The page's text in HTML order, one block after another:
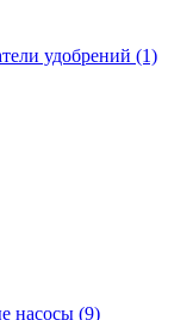
удобрений (1)
насосы (9)